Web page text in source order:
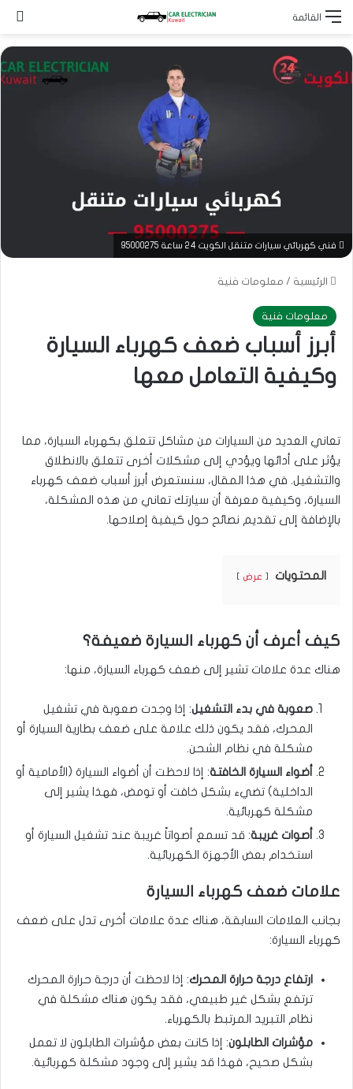
القائمة
فني كهربائي سيارات متنقل الكويت 24 ساعة 95000275
الرئيسية / معلومات فنية
معلومات فنية
أبرز أسباب ضعف كهرباء السيارة
وكيفية التعامل معها
تعاني العديد من السيارات من مشاكل تتعلق بكهرباء السيارة، مما
يؤثر على أدائها ويؤدي إلى مشكلات أخرى تتعلق بالانطلاق
والتشغيل. في هذا المقال، سنستعرض أبرز أسباب ضعف كهرباء
السيارة، وكيفية معرفة أن سيارتك تعاني من هذه المشكلة،
بالإضافة إلى تقديم نصائح حول كيفية إصلاحها.
المحتويات عرض
كيف أعرف أن كهرباء السيارة ضعيفة؟
هناك عدة علامات تشير إلى ضعف كهرباء السيارة، منها:
صعوبة في بدء التشغيل: إذا وجدت صعوبة في تشغيل
المحرك، فقد يكون ذلك علامة على ضعف بطارية السيارة أو
مشكلة في نظام الشحن.
أضواء السيارة الخافتة: إذا لاحظت أن أضواء السيارة (الأمامية أو
الداخلية) تضيء بشكل خافت أو تومض، فهذا يشير إلى
مشكلة كهربائية.
أصوات غريبة: قد تسمع أصواتاً غريبة عند تشغيل السيارة أو
استخدام بعض الأجهزة الكهربائية.
علامات ضعف كهرباء السيارة
بجانب العلامات السابقة، هناك عدة علامات أخرى تدل على ضعف
كهرباء السيارة:
ارتفاع درجة حرارة المحرك: إذا لاحظت أن درجة حرارة المحرك
ترتفع بشكل غير طبيعي، فقد يكون هناك مشكلة في
نظام التبريد المرتبط بالكهرباء.
مؤشرات الطابلون: إذا كانت بعض مؤشرات الطابلون لا تعمل
بشكل صحيح، فهذا قد يشير إلى وجود مشكلة كهربائية.